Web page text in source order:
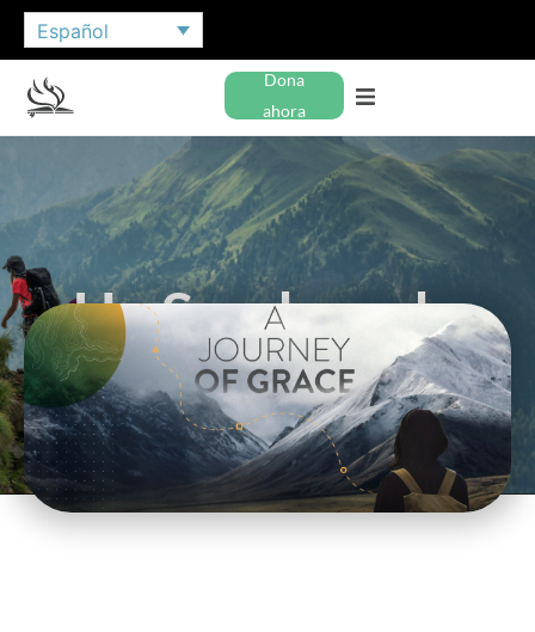
Español
Dona
ahora
Un Sendero de
Gracia